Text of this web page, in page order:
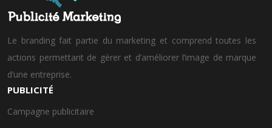
Le branding fait partie du marketing et comprend toutes les
actions permettant de gérer et d’améliorer l’image de marque
d’une entreprise.
PUBLICITÉ
Campagne publicitaire